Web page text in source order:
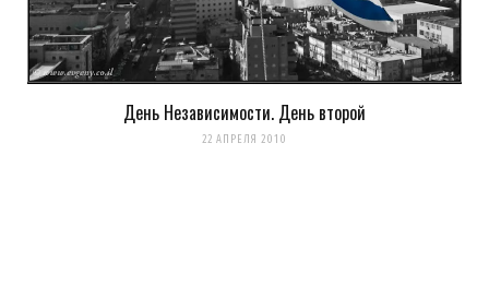
День Независимости. День второй
22 АПРЕЛЯ 2010